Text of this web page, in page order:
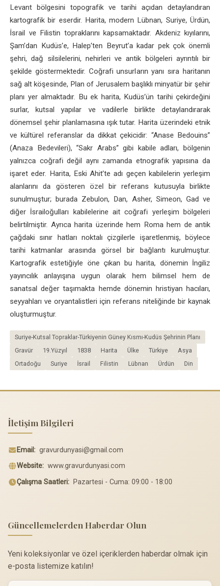
Levant bölgesini topografik ve tarihi açıdan detaylandıran
kartografik bir eserdir. Harita, modern Lübnan, Suriye, Ürdün,
İsrail ve Filistin topraklarını kapsamaktadır. Akdeniz kıyılarını,
Şam’dan Kudüs’e, Halep’ten Beyrut’a kadar pek çok önemli
şehri, dağ silsilelerini, nehirleri ve antik bölgeleri ayrıntılı bir
şekilde göstermektedir. Coğrafi unsurların yanı sıra haritanın
sağ alt köşesinde, Plan of Jerusalem başlıklı minyatür bir şehir
planı yer almaktadır. Bu ek harita, Kudüs’ün tarihi çekirdeğini
surlar, kutsal yapılar ve vadilerle birlikte detaylandırarak
dönemsel şehir planlamasına ışık tutar. Harita üzerindeki etnik
ve kültürel referanslar da dikkat çekicidir: “Anase Bedouins”
(Anaza Bedevileri), “Sakr Arabs” gibi kabile adları, bölgenin
yalnızca coğrafi değil aynı zamanda etnografik yapısına da
işaret eder. Harita, Eski Ahit’te adı geçen kabilelerin yerleşim
alanlarını da gösteren özel bir referans kutusuyla birlikte
sunulmuştur; burada Zebulon, Dan, Asher, Simeon, Gad ve
diğer İsrailoğulları kabilelerine ait coğrafi yerleşim bölgeleri
belirtilmiştir. Ayrıca harita üzerinde hem Roma hem de antik
çağdaki sınır hatları noktalı çizgilerle işaretlenmiş, böylece
tarihi katmanlar arasında görsel bir bağlantı kurulmuştur.
Kartografik estetiğiyle öne çıkan bu harita, dönemin İngiliz
yayıncılık anlayışına uygun olarak hem bilimsel hem de
sanatsal değer taşımakta hemde dönemin hristiyan hacıları,
seyyahları ve oryantalistleri için referans niteliğinde bir kaynak
oluşturmuştur.
Suriye-Kutsal Topraklar-Türkiyenin Güney Kısmı-Kudüs Şehrinin Planı
Gravür
19.Yüzyıl 1838 Harita Ülke Türkiye
Asya
Ortadoğu
Suriye İsrail Filistin Lübnan Ürdün Din
İletişim Bilgileri
Email: gravurdunyasi@gmail.com
Website: www.gravurdunyasi.com
Çalışma Saatleri: Pazartesi - Cuma: 09:00 - 18:00
Güncellemelerden Haberdar Olun
Yeni koleksiyonlar ve özel içeriklerden haberdar olmak için
e-posta listemize katılın!